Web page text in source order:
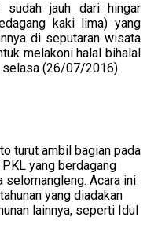
jauh dari hingar
kaki lima) yang
di seputaran wisata
melakoni halal bihalal
selasa (26/07/2016).
turut ambil bagian pada
yang berdagang
selomangleng. Acara ini
yang diadakan
lainnya, seperti Idul